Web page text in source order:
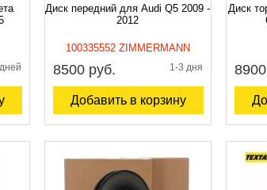
Диск передний для Audi Q5 2009 -
2012
100335552 ZIMMERMANN
8500 руб. 1-3 дня
Добавить в корзину
Диск